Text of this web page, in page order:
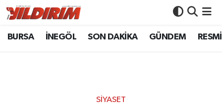
BURSA İNEGÖL SON DAKİKA GÜNDEM
SİYASET
BURSA
Bursa Nöbetçi Eczaneler